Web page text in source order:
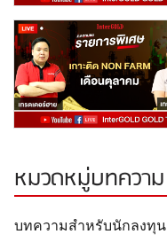
หมวดหมู่บทความ
บทความสำหรับนักลงทุน